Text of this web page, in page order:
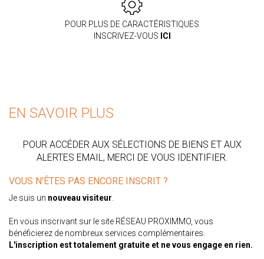
POUR PLUS DE CARACTÉRISTIQUES
INSCRIVEZ-VOUS ICI
EN SAVOIR PLUS
POUR ACCÉDER AUX SÉLECTIONS DE BIENS ET AUX
ALERTES EMAIL, MERCI DE VOUS IDENTIFIER.
VOUS N'ÊTES PAS ENCORE INSCRIT ?
Je suis un nouveau visiteur.
En vous inscrivant sur le site RÉSEAU PROXIMMO, vous
bénéficierez de nombreux services complémentaires.
L'inscription est totalement gratuite et ne vous engage en rien.